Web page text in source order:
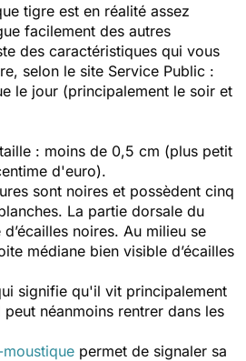
tigre est en réalité assez
facilement des autres
des caractéristiques qui vous
selon le site Service Public :
le jour (principalement le soir et
: moins de 0,5 cm (plus petit
d'euro).
sont noires et possèdent cinq
La partie dorsale du
noires. Au milieu se
médiane bien visible d’écailles
signifie qu'il vit principalement
néanmoins rentrer dans les
permet de signaler sa